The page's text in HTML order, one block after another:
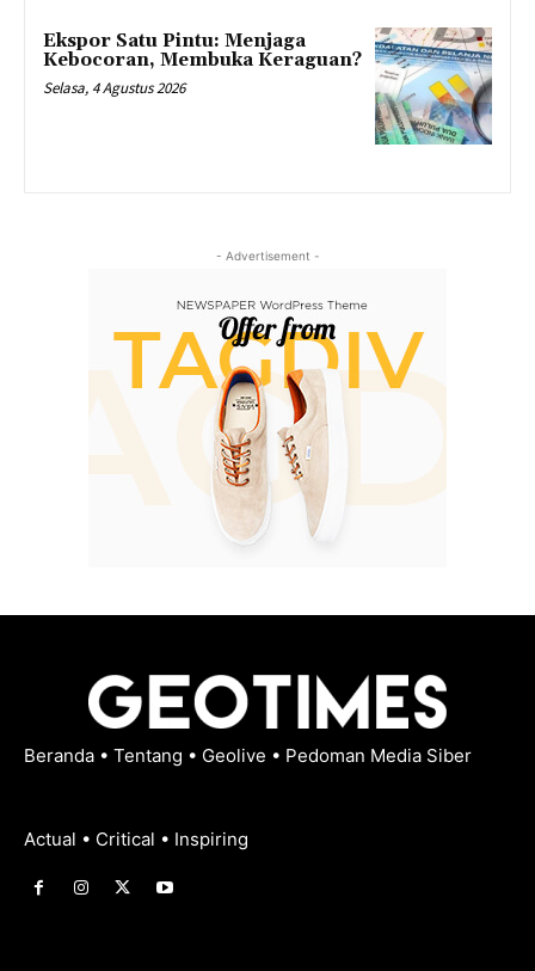
Ekspor Satu Pintu: Menjaga
Kebocoran, Membuka Keraguan?
Selasa, 4 Agustus 2026
- Advertisement -
Beranda • Tentang • Geolive • Pedoman Media Siber
Actual • Critical • Inspiring